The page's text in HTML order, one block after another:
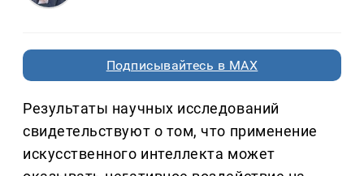
Подписывайтесь в MAX
Результаты научных исследований
свидетельствуют о том, что применение
искусственного интеллекта может